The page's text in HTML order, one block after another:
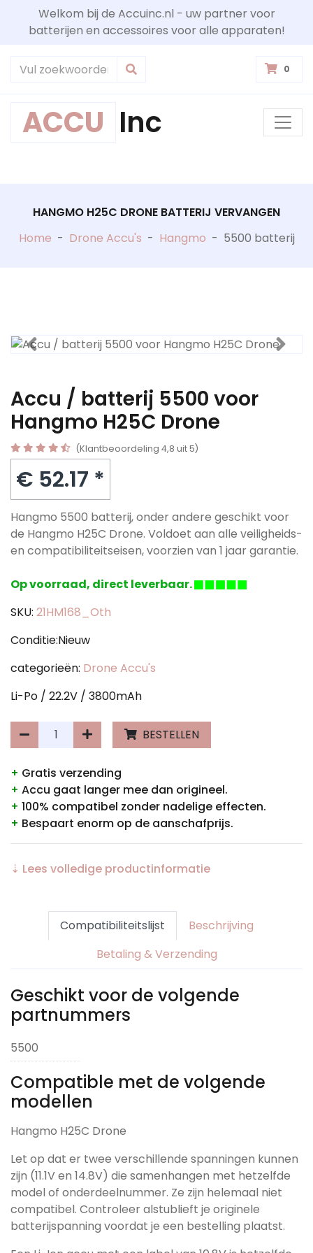
Welkom bij de Accuinc.nl - uw partner voor
batterijen en accessoires voor alle apparaten!
0
ACCU Inc
HANGMO H25C DRONE BATTERIJ VERVANGEN
Home - Drone Accu's - Hangmo - 5500 batterij
Accu / batterij 5500 voor
Hangmo H25C Drone
(Klantbeoordeling 4,8 uit 5)
€ 52.17 *
Hangmo 5500 batterij, onder andere geschikt voor
de Hangmo H25C Drone. Voldoet aan alle veiligheids-
en compatibiliteitseisen, voorzien van 1 jaar garantie.
Op voorraad, direct leverbaar.
SKU: 21HM168_Oth
Conditie:Nieuw
categorieën: Drone Accu's
Li-Po / 22.2V / 3800mAh
BESTELLEN
+ Gratis verzending
+ Accu gaat langer mee dan origineel.
+ 100% compatibel zonder nadelige effecten.
+ Bespaart enorm op de aanschafprijs.
⇣ Lees volledige productinformatie
Compatibiliteitslijst
Beschrijving
Betaling & Verzending
Geschikt voor de volgende
partnummers
5500
Compatible met de volgende
modellen
Hangmo H25C Drone
Let op dat er twee verschillende spanningen kunnen
zijn (11.1V en 14.8V) die samenhangen met hetzelfde
model of onderdeelnummer. Ze zijn helemaal niet
compatibel. Controleer alstublieft je originele
batterijspanning voordat je een bestelling plaatst.